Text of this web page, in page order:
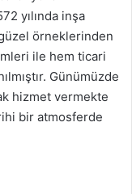
yılında inşa
örneklerinden
ile hem ticari
Günümüzde
hizmet vermekte
bir atmosferde